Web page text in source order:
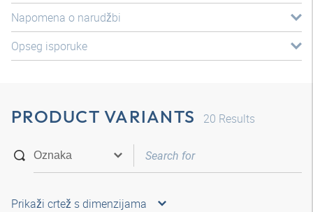
Napomena o narudžbi
Opseg isporuke
PRODUCT VARIANTS 20 Results
Prikaži crtež s dimenzijama